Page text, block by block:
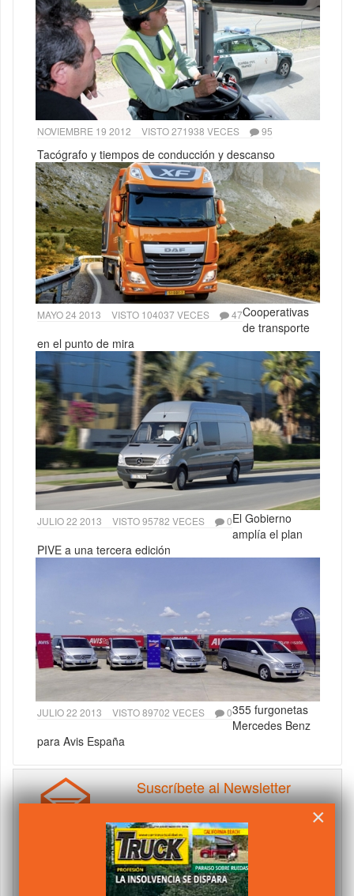
NOVIEMBRE 19 2012 VISTO 271938 VECES 95
Tacógrafo y tiempos de conducción y descanso
MAYO 24 2013 VISTO 104037 VECES 47Cooperativas
de transporte
en el punto de mira
JULIO 22 2013 VISTO 95782 VECES 0El Gobierno
amplía el plan
PIVE a una tercera edición
JULIO 22 2013 VISTO 89702 VECES 0355 furgonetas
Mercedes Benz
para Avis España
Suscríbete al Newsletter
Suscribete gratis al Boletín informativo del
Transporte, Camiones y Furgonetas.
Nombre
email
×